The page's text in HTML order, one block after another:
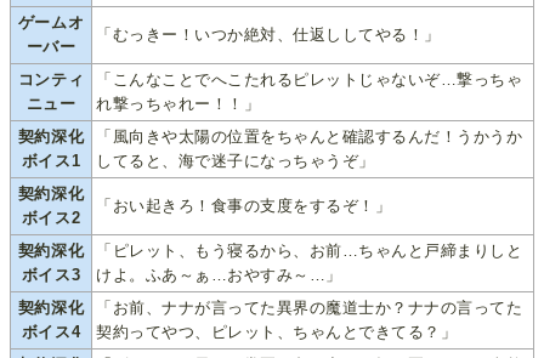
ゲームオ
ーバー
「むっきー！いつか絶対、仕返ししてやる！」
コンティ
ニュー
「こんなことでへこたれるピレットじゃないぞ…撃っちゃ
れ撃っちゃれー！！」
契約深化
ボイス1
「風向きや太陽の位置をちゃんと確認するんだ！うかうか
してると、海で迷子になっちゃうぞ」
契約深化
ボイス2
「おい起きろ！食事の支度をするぞ！」
契約深化
ボイス3
「ピレット、もう寝るから、お前…ちゃんと戸締まりしと
けよ。ふあ～ぁ…おやすみ～…」
契約深化
ボイス4
「お前、ナナが言ってた異界の魔道士か？ナナの言ってた
契約ってやつ、ピレット、ちゃんとできてる？」